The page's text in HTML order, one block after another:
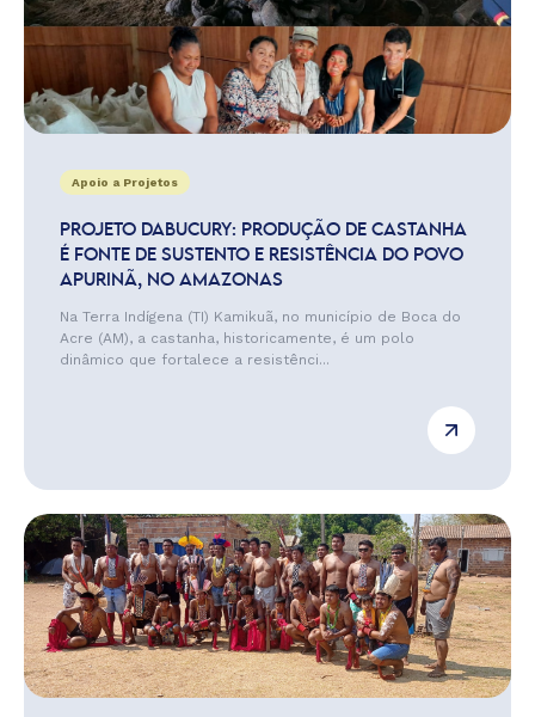
Apoio a Projetos
PROJETO DABUCURY: PRODUÇÃO DE CASTANHA
É FONTE DE SUSTENTO E RESISTÊNCIA DO POVO
APURINÃ, NO AMAZONAS
Na Terra Indígena (TI) Kamikuã, no município de Boca do
Acre (AM), a castanha, historicamente, é um polo
dinâmico que fortalece a resistênci...